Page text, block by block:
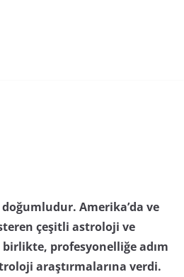
Amerika’da ve
çeşitli astroloji ve
profesyonelliğe adım
araştırmalarına verdi.